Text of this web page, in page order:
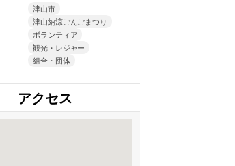
津山市
津山納涼ごんごまつり
ボランティア
観光・レジャー
組合・団体
アクセス